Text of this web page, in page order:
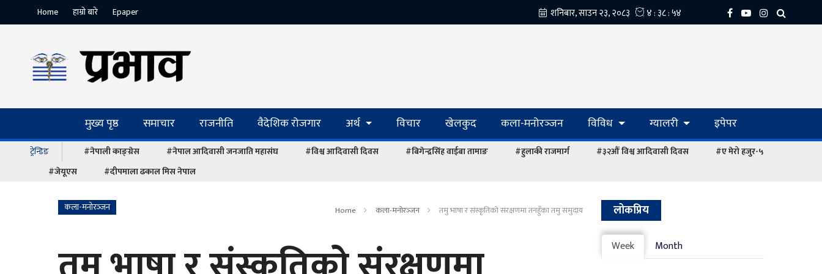
Home हाम्रो बारे Epaper
मुख्य पृष्ठ समाचार राजनीति वैदेशिक रोजगार अर्थ विचार खेलकुद कला-मनोरञ्‍जन विविध ग्यालरी इपेपर
ट्रेन्डिङ #नेपाली काङ्ग्रेस #नेपाल आदिवासी जनजाति महासंघ #विश्व आदिवासी दिवस #बिगेन्द्रसिंह वाईबा तामाङ #हुलाकी राजमार्ग #३२औं विश्व आदिवासी दिवस
#ए मेरो हजुर-५
#जेयूएस
#दीपमाला ढकाल मिस नेपाल
कला-मनोरञ्‍जन Home कला-मनोरञ्‍जन तमु भाषा र संस्कृतिको संरक्षणमा तनहुँका तमु समुदाय लोकप्रिय
Week Month